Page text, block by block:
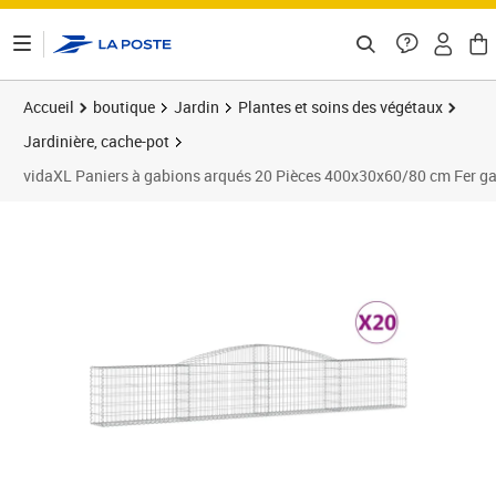
Accueil boutique Jardin
Plantes et soins des végétaux
Jardinière, cache-pot
vidaXL Paniers à gabions arqués 20 Pièces 400x30x60/80 cm Fer